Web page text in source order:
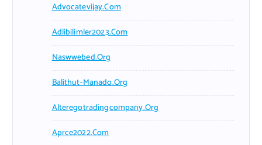
Advocatevijay.com
Adlibilimler2023.com
Naswwebed.org
Balithut-Manado.org
Alteregotradingcompany.org
Aprce2022.com